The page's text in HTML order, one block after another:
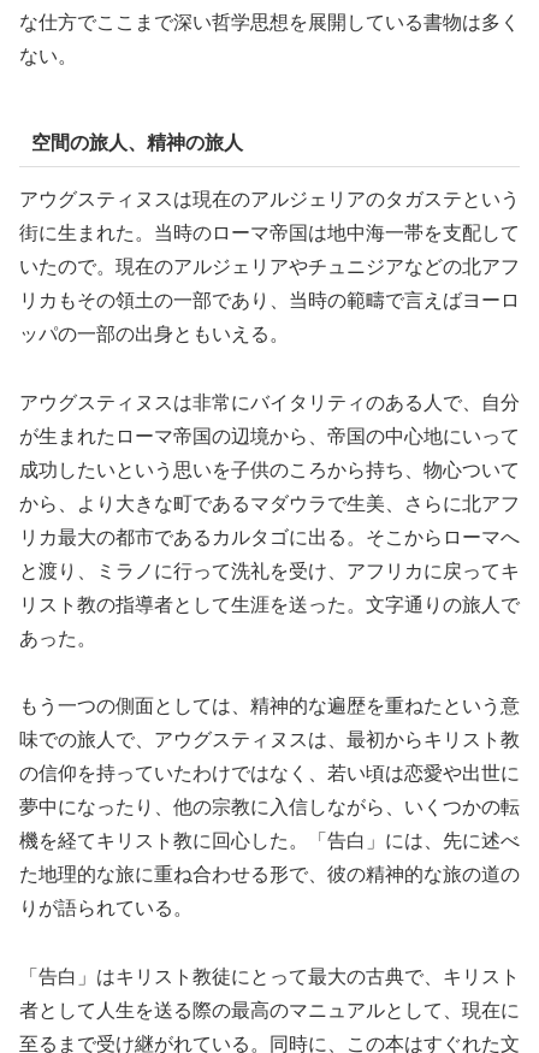
な仕方でここまで深い哲学思想を展開している書物は多く
ない。
空間の旅人、精神の旅人
アウグスティヌスは現在のアルジェリアのタガステという
街に生まれた。当時のローマ帝国は地中海一帯を支配して
いたので。現在のアルジェリアやチュニジアなどの北アフ
リカもその領土の一部であり、当時の範疇で言えばヨーロ
ッパの一部の出身ともいえる。
アウグスティヌスは非常にバイタリティのある人で、自分
が生まれたローマ帝国の辺境から、帝国の中心地にいって
成功したいという思いを子供のころから持ち、物心ついて
から、より大きな町であるマダウラで生美、さらに北アフ
リカ最大の都市であるカルタゴに出る。そこからローマへ
と渡り、ミラノに行って洗礼を受け、アフリカに戻ってキ
リスト教の指導者として生涯を送った。文字通りの旅人で
あった。
もう一つの側面としては、精神的な遍歴を重ねたという意
味での旅人で、アウグスティヌスは、最初からキリスト教
の信仰を持っていたわけではなく、若い頃は恋愛や出世に
夢中になったり、他の宗教に入信しながら、いくつかの転
機を経てキリスト教に回心した。「告白」には、先に述べ
た地理的な旅に重ね合わせる形で、彼の精神的な旅の道の
りが語られている。
「告白」はキリスト教徒にとって最大の古典で、キリスト
者として人生を送る際の最高のマニュアルとして、現在に
至るまで受け継がれている。同時に、この本はすぐれた文